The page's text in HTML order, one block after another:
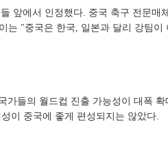
앞에서 인정했다. 중국 축구 전문
"중국은 한국, 일본과 달리 강팀
들의 월드컵 진출 가능성이 대폭
이 중국에 좋게 편성되지는 않았다.